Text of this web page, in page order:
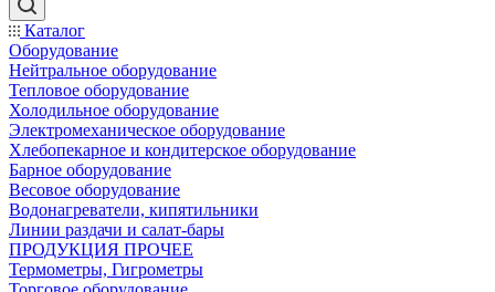
Каталог
Оборудование
Нейтральное оборудование
Тепловое оборудование
Холодильное оборудование
Электромеханическое оборудование
Хлебопекарное и кондитерское оборудование
Барное оборудование
Весовое оборудование
Водонагреватели, кипятильники
Линии раздачи и салат-бары
ПРОДУКЦИЯ ПРОЧЕЕ
Термометры, Гигрометры